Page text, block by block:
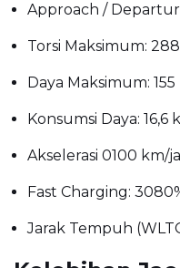
Approach /
Torsi Maksimum:
Daya Maksimum:
Konsumsi Daya: 16,6
Akselerasi 0100 km/
Fast Charging:
Jarak Tempuh